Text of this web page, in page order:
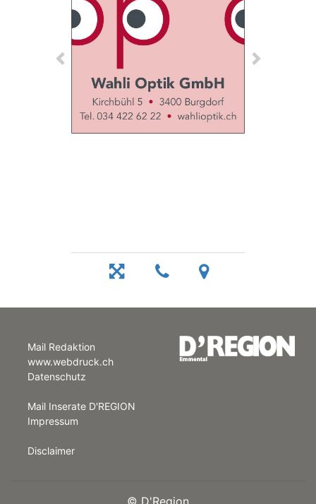
Mail Redaktion
www.webdruck.ch
Datenschutz
Mail Inserate D'REGION
Impressum
Disclaimer
© D'Region